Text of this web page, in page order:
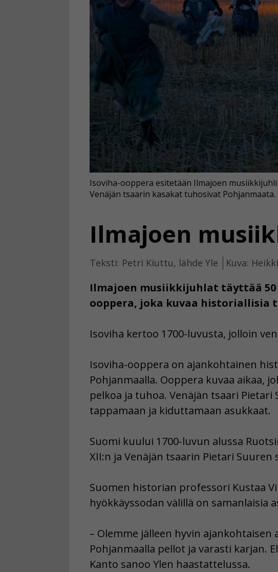
Ilmajoen
Teksti: Petri Kiuttu, lähde Yle Kuva:
Ilmajoen musiikkijuhlat täyttää
ooppera, joka kuvaa historiallisia
Isoviha-ooppera esitetään Ilmajoen
Venäjän tsaarin kasakat tuhosivat Pohjanmaata.
Isoviha kertoo 1700-luvusta, jolloin
Isoviha-ooppera on ajankohtainen
Pohjanmaalla. Ooppera kuvaa aikaa,
pelkoa ja tuhoa. Venäjän tsaari
tappamaan ja kiduttamaan asukkaat.
Suomi kuului 1700-luvun alussa
XII:n ja Venäjän tsaarin Pietari Suuren
Suomen historian professori Kustaa
hyökkäyssodan välillä on samanlaisia
– Olemme jälleen hyvin
Pohjanmaalla pellot ja varasti karjan.
Kanto sanoo Ylen haastattelussa.